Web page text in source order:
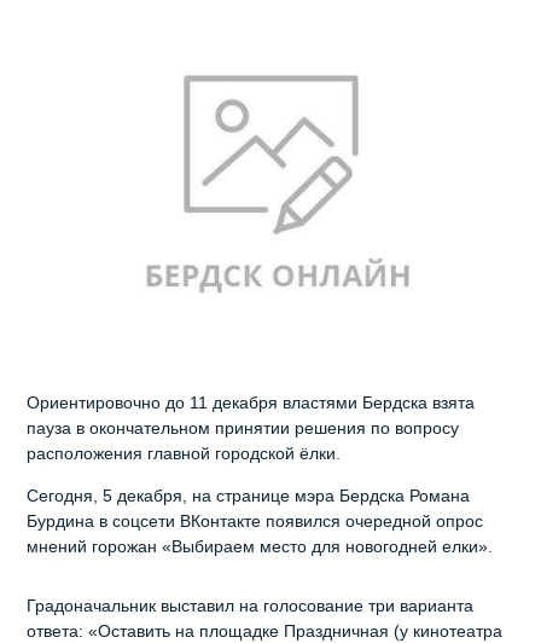
Ориентировочно до 11 декабря властями Бердска взята
пауза в окончательном принятии решения по вопросу
расположения главной городской ёлки.
Сегодня, 5 декабря, на странице мэра Бердска Романа
Бурдина в соцсети ВКонтакте появился очередной опрос
мнений горожан «Выбираем место для новогодней елки».
Градоначальник выставил на голосование три варианта
ответа: «Оставить на площадке Праздничная (у кинотеатра